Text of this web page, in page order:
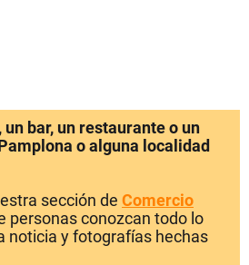
bar, un restaurante o un
o alguna localidad
sección de Comercio
personas conozcan todo lo
noticia y fotografías hechas